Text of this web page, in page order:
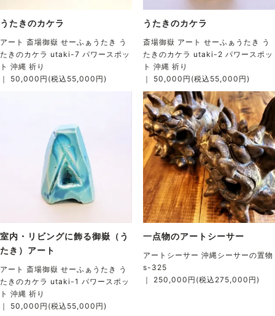
うたきのカケラ
アート 斎場御嶽 せーふぁうたき う
たきのカケラ utaki-7 パワースポッ
ト 沖縄 祈り
｜ 50,000円(税込55,000円)
うたきのカケラ
斎場御嶽 アート せーふぁうたき う
たきのカケラ utaki-2 パワースポッ
ト 沖縄 祈り
｜ 50,000円(税込55,000円)
室内・リビングに飾る御嶽（う
たき）アート
アート 斎場御嶽 せーふぁうたき う
たきのカケラ utaki-1 パワースポッ
ト 沖縄 祈り
｜ 50,000円(税込55,000円)
一点物のアートシーサー
アートシーサー 沖縄シーサーの置物
s-325
｜ 250,000円(税込275,000円)